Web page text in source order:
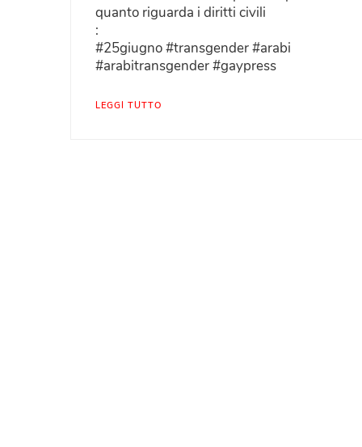
quanto riguarda i diritti civili
:
#25giugno #transgender #arabi
#arabitransgender #gaypress
LEGGI TUTTO